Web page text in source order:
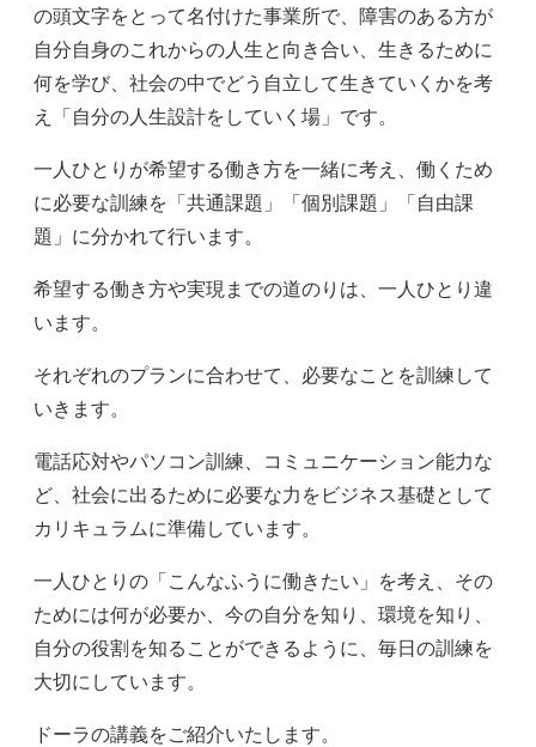
の頭文字をとって名付けた事業所で、障害のある方が
自分自身のこれからの人生と向き合い、生きるために
何を学び、社会の中でどう自立して生きていくかを考
え「自分の人生設計をしていく場」です。
一人ひとりが希望する働き方を一緒に考え、働くため
に必要な訓練を「共通課題」「個別課題」「自由課
題」に分かれて行います。
希望する働き方や実現までの道のりは、一人ひとり違
います。
それぞれのプランに合わせて、必要なことを訓練して
いきます。
電話応対やパソコン訓練、コミュニケーション能力な
ど、社会に出るために必要な力をビジネス基礎として
カリキュラムに準備しています。
一人ひとりの「こんなふうに働きたい」を考え、その
ためには何が必要か、今の自分を知り、環境を知り、
自分の役割を知ることができるように、毎日の訓練を
大切にしています。
ドーラの講義をご紹介いたします。